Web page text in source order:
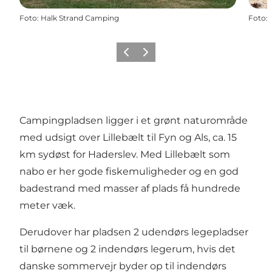
Foto: Halk Strand Camping Foto:
ForrigeNæste
Campingpladsen ligger i et grønt naturområde
med udsigt over Lillebælt til Fyn og Als, ca. 15
km sydøst for Haderslev. Med Lillebælt som
nabo er her gode fiskemuligheder og en god
badestrand med masser af plads få hundrede
meter væk.
Derudover har pladsen 2 udendørs legepladser
til børnene og 2 indendørs legerum, hvis det
danske sommervejr byder op til indendørs